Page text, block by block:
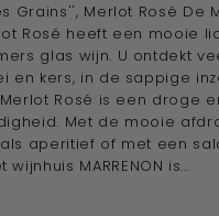
Grains'', Merlot Rosé De
Rosé heeft een mooie
glas wijn. U ontdekt
en kers, in de sappige
Rosé is een droge
Met de mooie
aperitief of met een
MARRENON is...